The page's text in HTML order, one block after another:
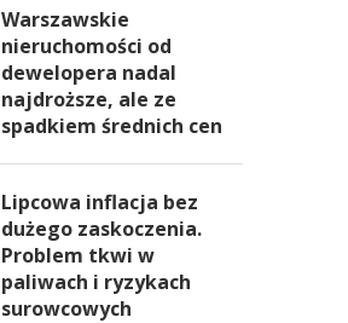
Warszawskie
nieruchomości od
dewelopera nadal
najdroższe, ale ze
spadkiem średnich cen
Lipcowa inflacja bez
dużego zaskoczenia.
Problem tkwi w
paliwach i ryzykach
surowcowych